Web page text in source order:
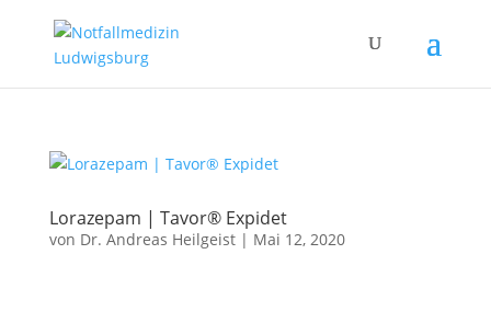
Lorazepam | Tavor® Expidet
von Dr. Andreas Heilgeist| Mai 12, 2020